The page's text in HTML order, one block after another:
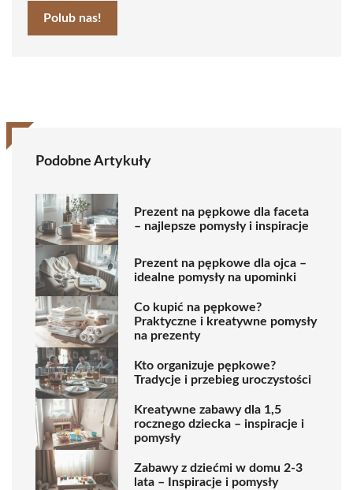
Polub nas!
Podobne Artykuły
Prezent na pępkowe dla faceta
– najlepsze pomysły i inspiracje
Prezent na pępkowe dla ojca –
idealne pomysły na upominki
Co kupić na pępkowe?
Praktyczne i kreatywne pomysły
na prezenty
Kto organizuje pępkowe?
Tradycje i przebieg uroczystości
Kreatywne zabawy dla 1,5
rocznego dziecka – inspiracje i
pomysły
Zabawy z dziećmi w domu 2-3
lata – Inspiracje i pomysły